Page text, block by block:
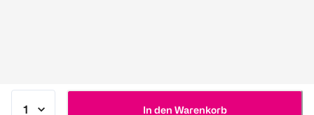
In den Warenkorb